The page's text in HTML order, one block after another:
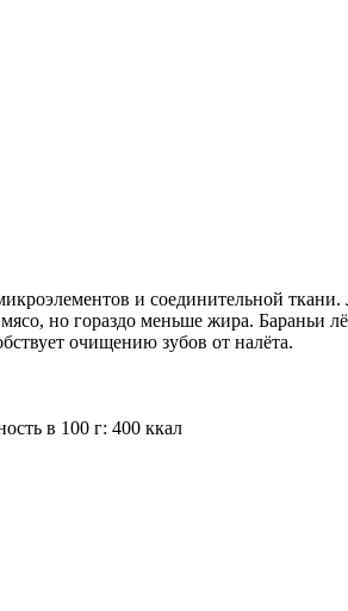
и соединительной
но гораздо меньше жира. Бараньи
очищению зубов от налёта.
в 100 г: 400 ккал